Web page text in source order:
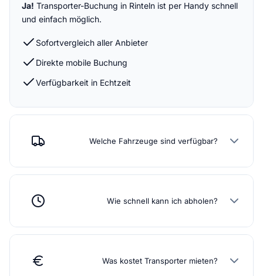
Ja! Transporter-Buchung in Rinteln ist per Handy schnell
und einfach möglich.
Sofortvergleich aller Anbieter
Direkte mobile Buchung
Verfügbarkeit in Echtzeit
Welche Fahrzeuge sind verfügbar?
Wie schnell kann ich abholen?
Was kostet Transporter mieten?